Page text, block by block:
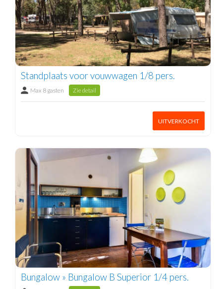
Standplaats voor vouwwagen 1/8 pers.
Max 8 gasten Zie detail
UITVERKOCHT
Bungalow » Bungalow B Superior 1/4 pers.